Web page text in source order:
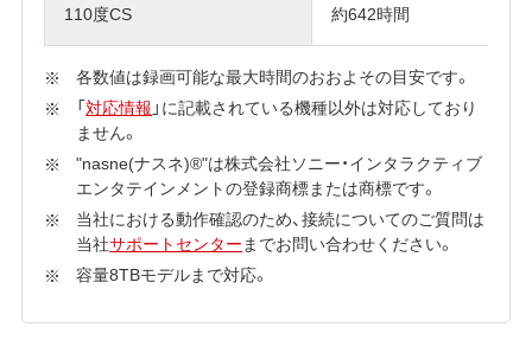
110度CS 約642時間
各数値は録画可能な最大時間のおおよその目安です。
「対応情報 」に記載されている機種以外は対応しており
ません。
"nasne(ナスネ)®"は株式会社ソニー・インタラクティブ
エンタテインメントの登録商標または商標です。
当社における動作確認のため、接続についてのご質問は
当社サポートセンターまでお問い合わせください。
容量8TBモデルまで対応。